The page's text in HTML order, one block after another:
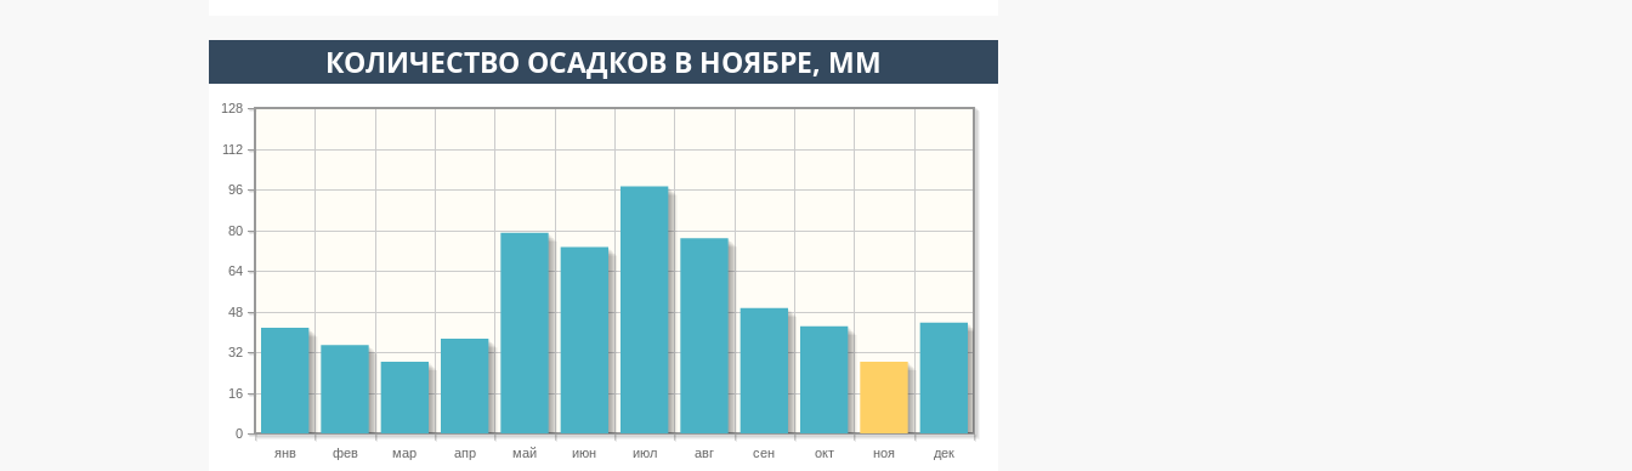
КОЛИЧЕСТВО ОСАДКОВ В НОЯБРЕ, ММ
янв фев мар апр май июн июл авг сен окт ноя дек
0
16
32
48
64
80
96
112
128